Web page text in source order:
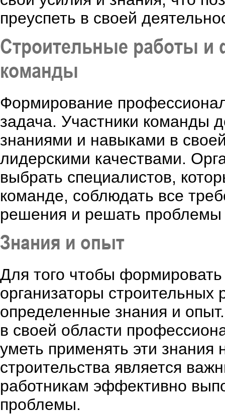
преуспеть в своей
Строительные работы и
команды
Формирование
задача. Участники команды
знаниями и навыками в
лидерскими качествами.
выбрать специалистов,
команде, соблюдать все
решения и решать проблемы
Знания и опыт
Для того чтобы
организаторы строительных
определенные знания и
в своей области
уметь применять эти
строительства является
работникам эффективно
проблемы.